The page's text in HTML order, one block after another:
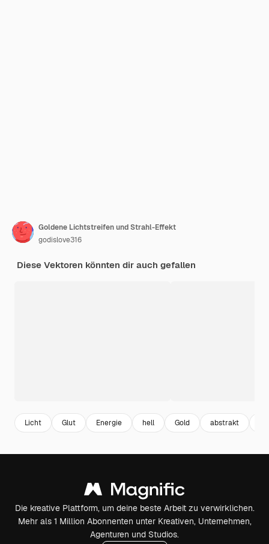
Goldene Lichtstreifen und Strahl-Effekt
godislove316
Diese Vektoren könnten dir auch gefallen
Licht Glut Energie hell Gold abstrakt
Die kreative Plattform, um deine beste Arbeit zu verwirklichen.
Mehr als 1 Million Abonnenten unter Kreativen, Unternehmen,
Agenturen und Studios.